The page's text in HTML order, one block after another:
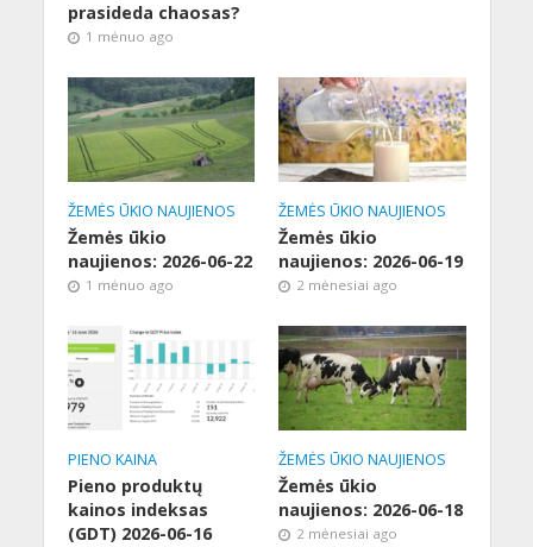
prasideda chaosas?
1 mėnuo ago
ŽEMĖS ŪKIO NAUJIENOS
Žemės ūkio
naujienos: 2026-06-22
1 mėnuo ago
ŽEMĖS ŪKIO NAUJIENOS
Žemės ūkio
naujienos: 2026-06-19
2 mėnesiai ago
PIENO KAINA
Pieno produktų
kainos indeksas
(GDT) 2026-06-16
ŽEMĖS ŪKIO NAUJIENOS
Žemės ūkio
naujienos: 2026-06-18
2 mėnesiai ago